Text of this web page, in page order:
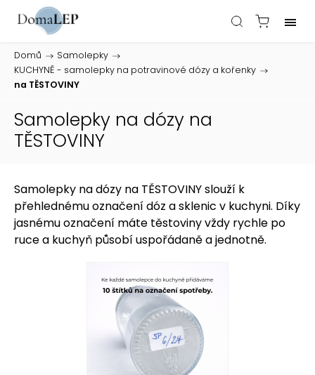
Domů / Samolepky /
KUCHYNĚ - samolepky na potravinové dózy a kořenky /
na TĚSTOVINY
Samolepky na dózy na
TĚSTOVINY
Samolepky na dózy na TĚSTOVINY slouží k
přehlednému označení dóz a sklenic v kuchyni. Díky
jasnému označení máte těstoviny vždy rychle po
ruce a kuchyň působí uspořádaně a jednotně.